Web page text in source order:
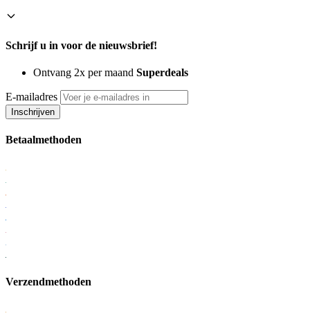
Schrijf u in voor de nieuwsbrief!
Ontvang 2x per maand Superdeals
E-mailadres
Inschrijven
Betaalmethoden
Verzendmethoden